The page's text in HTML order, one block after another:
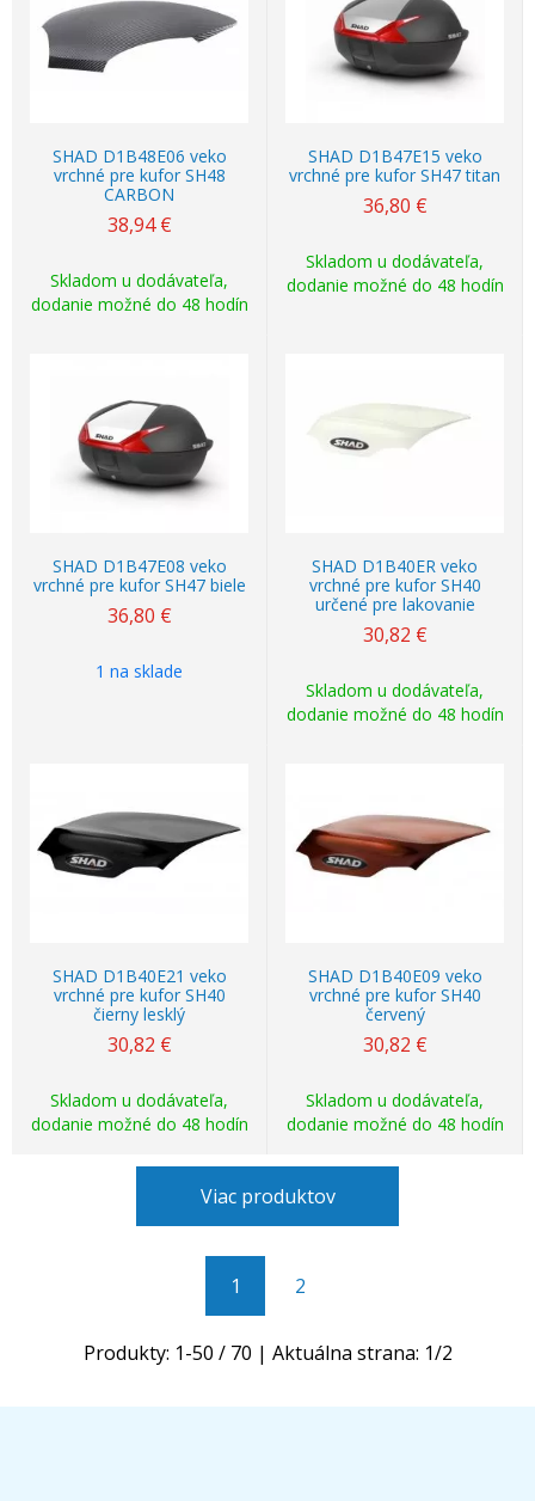
SHAD D1B48E06 veko
vrchné pre kufor SH48
CARBON
38,94 €
Skladom u dodávateľa,
dodanie možné do 48 hodín
SHAD D1B47E15 veko
vrchné pre kufor SH47 titan
36,80 €
Skladom u dodávateľa,
dodanie možné do 48 hodín
SHAD D1B47E08 veko
vrchné pre kufor SH47 biele
36,80 €
1 na sklade
SHAD D1B40ER veko
vrchné pre kufor SH40
určené pre lakovanie
30,82 €
Skladom u dodávateľa,
dodanie možné do 48 hodín
SHAD D1B40E21 veko
vrchné pre kufor SH40
čierny lesklý
30,82 €
Skladom u dodávateľa,
dodanie možné do 48 hodín
SHAD D1B40E09 veko
vrchné pre kufor SH40
červený
30,82 €
Skladom u dodávateľa,
dodanie možné do 48 hodín
Viac produktov
1 2
Produkty: 1-50 / 70 | Aktuálna strana: 1/2